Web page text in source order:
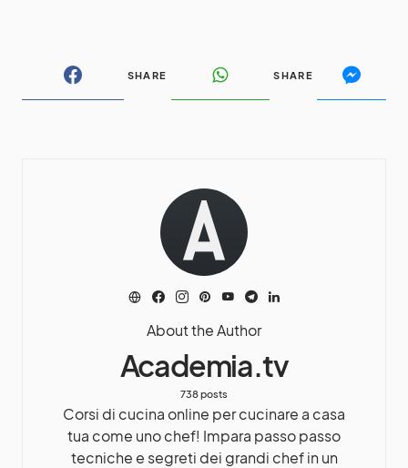
SHARE SHARE
About the Author
Academia.tv
738 posts
Corsi di cucina online per cucinare a casa
tua come uno chef! Impara passo passo
tecniche e segreti dei grandi chef in un